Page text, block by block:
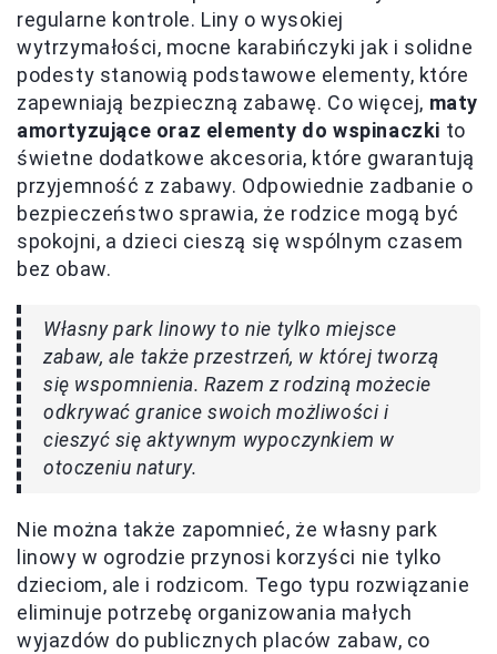
regularne kontrole. Liny o wysokiej
wytrzymałości, mocne karabińczyki jak i solidne
podesty stanowią podstawowe elementy, które
zapewniają bezpieczną zabawę. Co więcej, maty
amortyzujące oraz elementy do wspinaczki to
świetne dodatkowe akcesoria, które gwarantują
przyjemność z zabawy. Odpowiednie zadbanie o
bezpieczeństwo sprawia, że rodzice mogą być
spokojni, a dzieci cieszą się wspólnym czasem
bez obaw.
Własny park linowy to nie tylko miejsce
zabaw, ale także przestrzeń, w której tworzą
się wspomnienia. Razem z rodziną możecie
odkrywać granice swoich możliwości i
cieszyć się aktywnym wypoczynkiem w
otoczeniu natury.
Nie można także zapomnieć, że własny park
linowy w ogrodzie przynosi korzyści nie tylko
dzieciom, ale i rodzicom. Tego typu rozwiązanie
eliminuje potrzebę organizowania małych
wyjazdów do publicznych placów zabaw, co